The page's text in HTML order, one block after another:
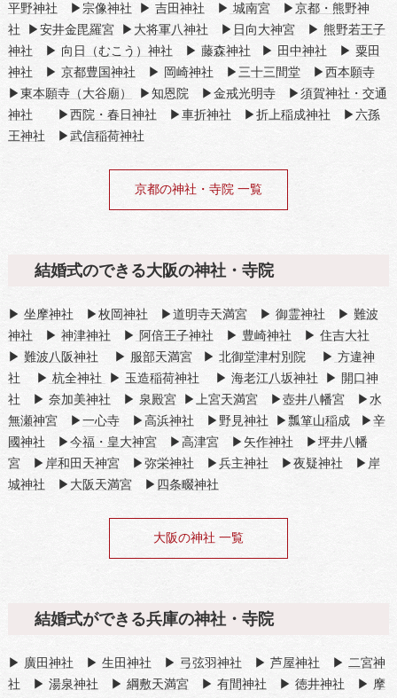
平野神社 ▶ 宗像神社 ▶ 吉田神社 ▶ 城南宮▶ 京都・熊野神
社 ▶ 安井金毘羅宮▶ 大将軍八神社 ▶ 日向大神宮▶ 熊野若王子
神社 ▶ 向日（むこう）神社 ▶ 藤森神社 ▶ 田中神社 ▶ 粟田
神社 ▶ 京都豊国神社 ▶ 岡崎神社 ▶ 三十三間堂▶ 西本願寺
▶ 東本願寺（大谷廟） ▶ 知恩院 ▶ 金戒光明寺▶ 須賀神社・交通
神社 ▶ 西院・春日神社 ▶ 車折神社 ▶ 折上稲成神社 ▶ 六孫
王神社 ▶ 武信稲荷神社
京都の神社・寺院 一覧
結婚式のできる大阪の神社・寺院
▶ 坐摩神社 ▶ 枚岡神社 ▶ 道明寺天満宮▶ 御霊神社 ▶ 難波
神社 ▶ 神津神社 ▶ 阿倍王子神社 ▶ 豊崎神社 ▶ 住吉大社
▶ 難波八阪神社 ▶ 服部天満宮▶ 北御堂津村別院 ▶ 方違神
社 ▶ 杭全神社 ▶ 玉造稲荷神社 ▶ 海老江八坂神社 ▶ 開口神
社 ▶ 奈加美神社 ▶ 泉殿宮▶ 上宮天満宮▶ 壺井八幡宮▶ 水
無瀬神宮▶ 一心寺▶ 高浜神社 ▶ 野見神社 ▶ 瓢箪山稲成▶ 辛
國神社 ▶ 今福・皇大神宮▶ 高津宮▶ 矢作神社 ▶ 坪井八幡
宮▶ 岸和田天神宮▶ 弥栄神社 ▶ 兵主神社 ▶ 夜疑神社 ▶ 岸
城神社 ▶ 大阪天満宮▶ 四条畷神社
大阪の神社 一覧
結婚式ができる兵庫の神社・寺院
▶ 廣田神社 ▶ 生田神社 ▶ 弓弦羽神社 ▶ 芦屋神社 ▶ 二宮神
社 ▶ 湯泉神社 ▶ 綱敷天満宮▶ 有間神社 ▶ 徳井神社 ▶ 摩